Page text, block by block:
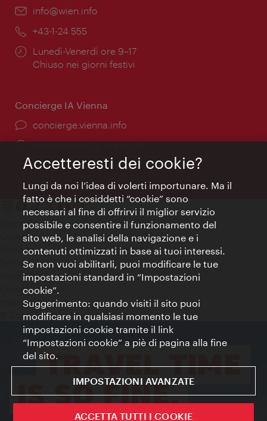
Email:
info@wien.info
Telefono:
+43-1-24 555
Orari
di
Lunedì-Venerdì ore 9–17
Chiuso nei giorni festivi
Concierge IA Vienna
Ort:
concierge.vienna.info
Öffnungszeiten:
Informazioni 24 ore su 24
Contatti
Colophon
Dichiarazione sulla protezione dei dati
Terms of Use
Accessibilità
Contatto stampa
Impostazioni cookie
© Copyright WienTourismus
Accetteresti dei cookie?
Lungi da noi l’idea di volerti importunare. Ma il
fatto è che i cosiddetti “cookie” sono
necessari al fine di offrirvi il miglior servizio
possibile e consentire il funzionamento del
sito web, le analisi della navigazione e i
contenuti ottimizzati in base ai tuoi interessi.
Se non vuoi abilitarli, puoi modificare le tue
impostazioni standard in “Impostazioni
cookie”.
Suggerimento: quando visiti il sito puoi
modificare in qualsiasi momento le tue
impostazioni cookie tramite il link
“Impostazioni cookie” a piè di pagina alla fine
del sito.
IMPOSTAZIONI AVANZATE
ACCETTA TUTTI I COOKIE